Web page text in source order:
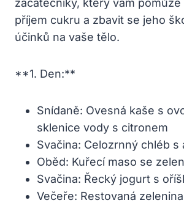
příjem cukru a zbavit se jeho
účinků na vaše tělo.
**1. Den:**
Snídaně: Ovesná kaše s
sklenice vody s citronem
Svačina: Celozrnný chléb s
Oběd: Kuřecí maso se
Svačina: Řecký jogurt s
Večeře: Restovaná